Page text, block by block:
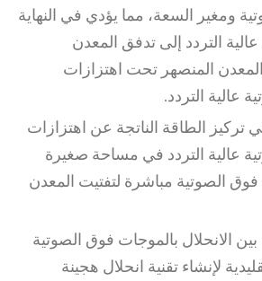
ومغير السعة، مما يؤدي في النهاية
التردد إلى تدفق المعدن
المنصهر تحت اهتزازات
عالية التردد.
تركيز الطاقة الناتجة عن اهتزازات
عالية التردد في مساحة صغيرة
الصوتية مباشرة لتفتيت المعدن
الانحلال بالموجات فوق الصوتية
لإنشاء تقنية انحلال هجينة